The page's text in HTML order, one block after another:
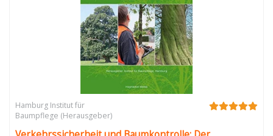
Hamburg Institut für
Baumpflege (Herausgeber)